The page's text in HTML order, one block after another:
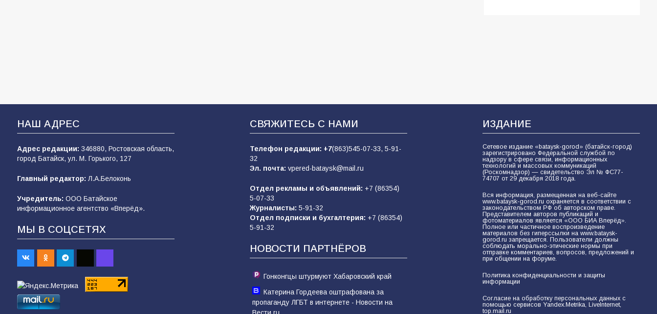
100
Будет ли мобилизация в России в
2026 году после выборов: в
Госдуме дали ответ
94
«Пургу нести — не поля
переходить»: почему заявления о
мобилизации — это
пропагандистский вброс
85 01.08.2026
«Слухами Москву не возьмёшь»:
почему заявления Киева о
НАШ АДРЕС
Адрес редакции: 346880, Ростовская область,
город Батайск, ул. М. Горького, 127
Главный редактор: Л.А.Белоконь
Учредитель: ООО Батайское
информационное агентство «Вперёд».
МЫ В СОЦСЕТЯХ
СВЯЖИТЕСЬ С НАМИ
Телефон редакции: +7(863)545-07-33, 5-91-
32
Эл. почта: vpered-bataysk@mail.ru
Отдел рекламы и объявлений: +7 (86354)
5-07-33
Журналисты: 5-91-32
Отдел подписки и бухгалтерия: +7 (86354)
5-91-32
НОВОСТИ ПАРТНЁРОВ
Гонконгцы штурмуют Хабаровский край
Катерина Гордеева оштрафована за
пропаганду ЛГБТ в интернете - Новости на
ИЗДАНИЕ
Сетевое издание «bataysk-gorod» (батайск-город)
зарегистрировано Федеральной службой по
надзору в сфере связи, информационных
технологий и массовых коммуникаций
(Роскомнадзор) — свидетельство Эл № ФС77-
74707 от 29 декабря 2018 года.
Вся информация, размещенная на веб-сайте
www.bataysk-gorod.ru охраняется в соответствии с
законодательством РФ об авторском праве.
Представителем авторов публикаций и
фотоматериалов является «ООО БИА Вперёд».
Полное или частичное воспроизведение
материалов без гиперссылки на www.bataysk-
gorod.ru запрещается. Пользователи должны
соблюдать морально-этические нормы при
отправке комментариев, вопросов, предложений и
при общении на форуме.
Политика конфиденциальности и защиты
информации
Согласие на обработку персональных данных с
помощью сервисов Yandex.Metrika, LiveInternet,
top.mail.ru